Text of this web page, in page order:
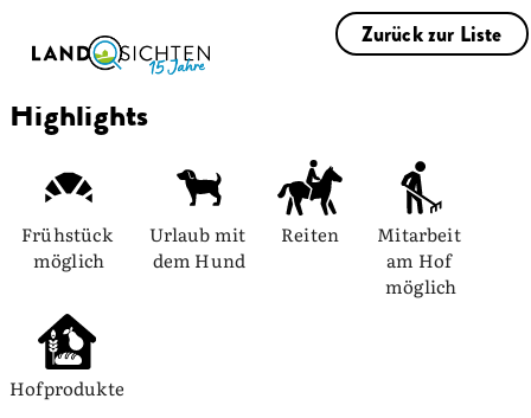
Zurück zur Liste
Highlights
Frühstück
möglich
Urlaub mit
dem Hund
Reiten
Mitarbeit
am Hof
möglich
Hofprodukte